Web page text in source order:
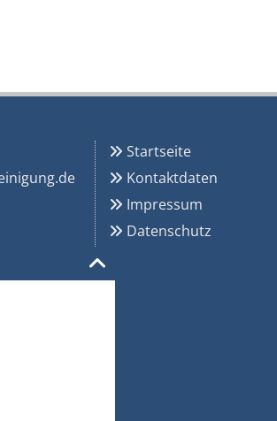
 Startseite
 Kontaktdaten
 Impressum
 Datenschutz